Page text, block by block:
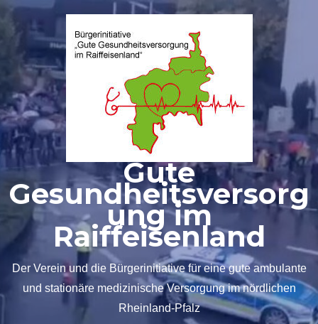
Zum
springen
Gute
Gesundheitsversorg
ung im
Raiffeisenland
Der Verein und die Bürgerinitiative für eine gute ambulante
und stationäre medizinische Versorgung im nördlichen
Rheinland-Pfalz